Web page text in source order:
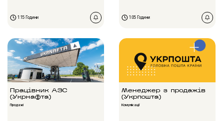
1:15 Години 1:05 Години
Працівник АЗС
(Укрнафта)
Продажі
Менеджер з продажів
(Укрпошта)
Комунікації